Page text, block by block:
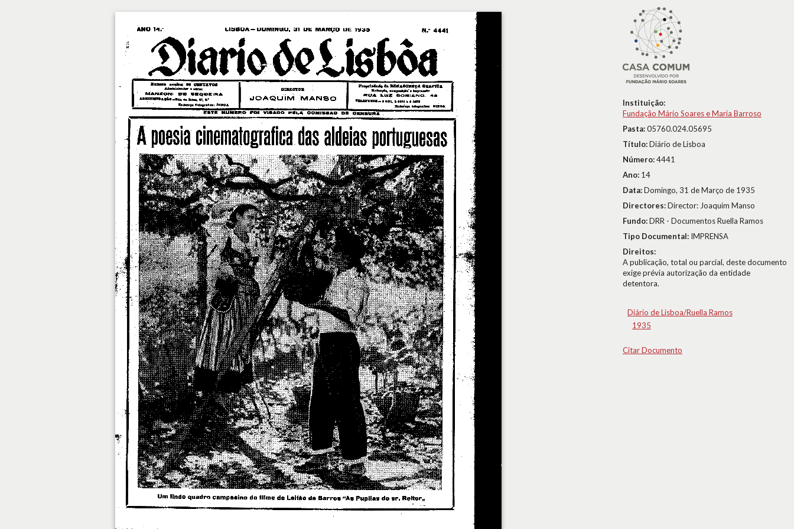
Instituição:
Fundação Mário Soares e Maria Barroso
Pasta:05760.024.05695
Título:Diário de Lisboa
Número:4441
Ano: 14
Data:Domingo, 31 de Março de 1935
Directores:Director: Joaquim Manso
Fundo:DRR - Documentos Ruella Ramos
Tipo Documental: IMPRENSA
Direitos:
A publicação, total ou parcial, deste documento
exige prévia autorização da entidade
detentora.
Diário de Lisboa/Ruella Ramos
1935
Citar Documento